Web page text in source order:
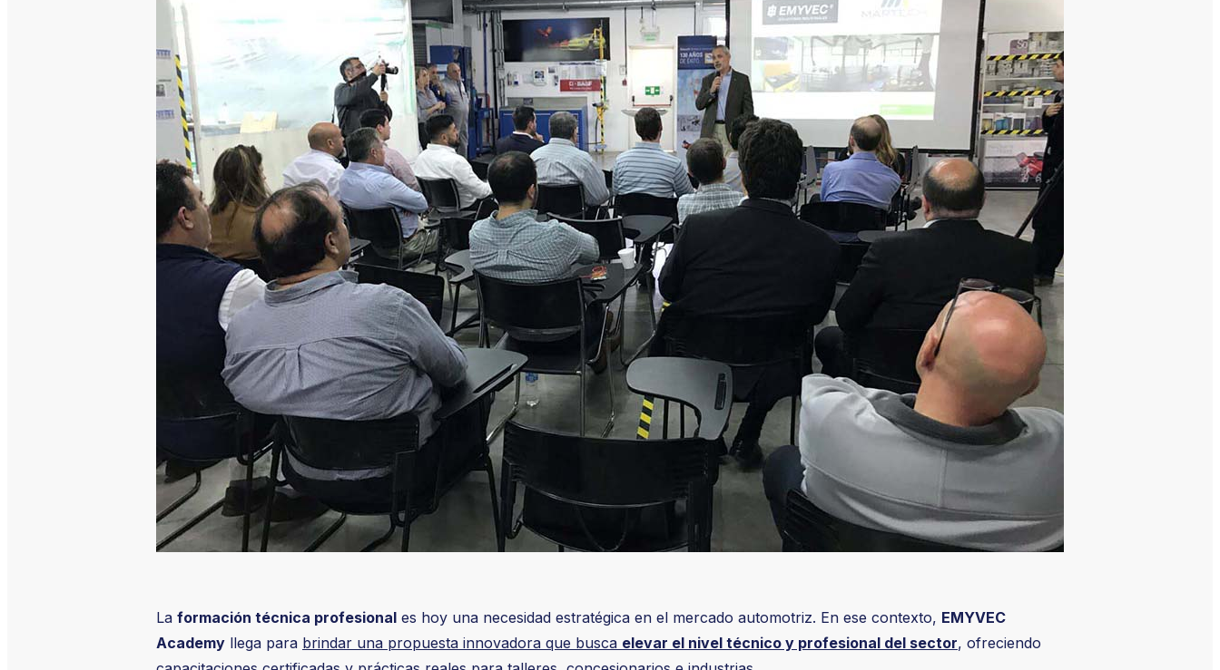
La formación técnica profesional es hoy una necesidad estratégica en el mercado automotriz. En ese contexto, EMYVEC
Academy llega para brindar una propuesta innovadora que busca elevar el nivel técnico y profesional del sector, ofreciendo